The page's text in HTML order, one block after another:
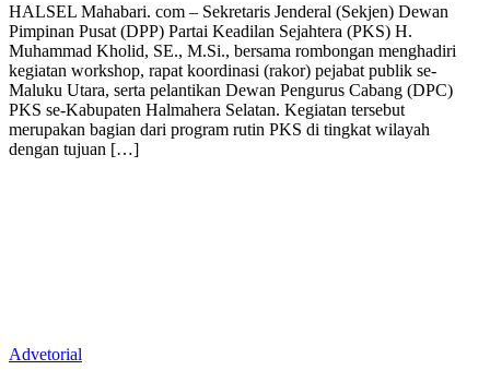
HALSEL Mahabari. com – Sekretaris Jenderal (Sekjen) Dewan
Pimpinan Pusat (DPP) Partai Keadilan Sejahtera (PKS) H.
Muhammad Kholid, SE., M.Si., bersama rombongan menghadiri
kegiatan workshop, rapat koordinasi (rakor) pejabat publik se-
Maluku Utara, serta pelantikan Dewan Pengurus Cabang (DPC)
PKS se-Kabupaten Halmahera Selatan. Kegiatan tersebut
merupakan bagian dari program rutin PKS di tingkat wilayah
dengan tujuan […]
Advetorial